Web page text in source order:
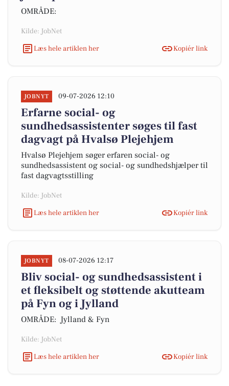
OMRÅDE:
Kilde: JobNet
Læs hele artiklen her
Kopiér link
JOBNYT 09-07-2026 12:10
Erfarne social- og
sundhedsassistenter søges til fast
dagvagt på Hvalsø Plejehjem
Hvalsø Plejehjem søger erfaren social- og
sundhedsassistent og social- og sundhedshjælper til
fast dagvagtsstilling
Kilde: JobNet
Læs hele artiklen her
Kopiér link
JOBNYT 08-07-2026 12:17
Bliv social- og sundhedsassistent i
et fleksibelt og støttende akutteam
på Fyn og i Jylland
OMRÅDE: Jylland & Fyn
Kilde: JobNet
Læs hele artiklen her
Kopiér link